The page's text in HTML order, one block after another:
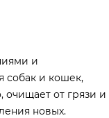
и
собак и кошек,
очищает от грязи и
новых.